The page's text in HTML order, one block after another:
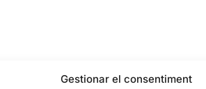
Gestionar el consentiment